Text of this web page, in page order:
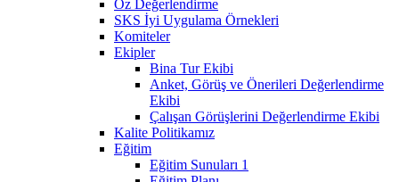
Öz Değerlendirme
SKS İyi Uygulama Örnekleri
Komiteler
Ekipler
Bina Tur Ekibi
Anket, Görüş ve Önerileri Değerlendirme
Ekibi
Çalışan Görüşlerini Değerlendirme Ekibi
Kalite Politikamız
Eğitim
Eğitim Sunuları 1